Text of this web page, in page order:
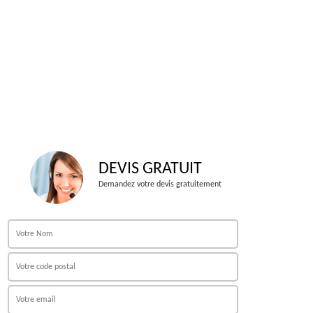
DEVIS GRATUIT
Demandez votre devis gratuitement